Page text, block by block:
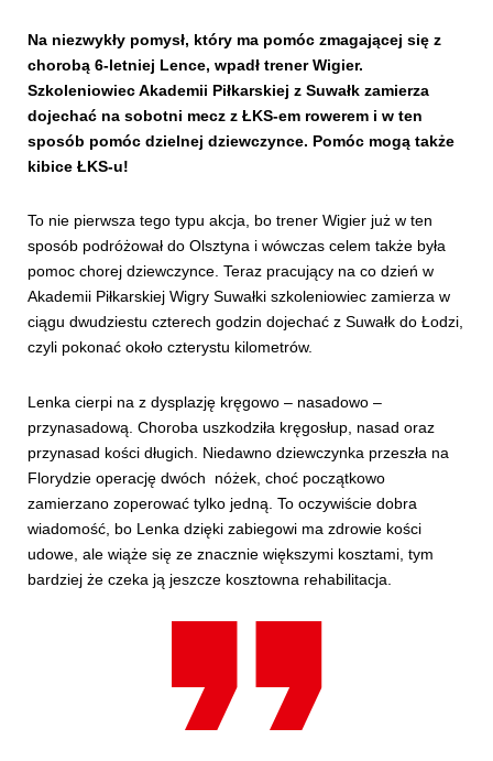
Na niezwykły pomysł, który ma pomóc zmagającej się z
chorobą 6-letniej Lence, wpadł trener Wigier.
Szkoleniowiec Akademii Piłkarskiej z Suwałk zamierza
dojechać na sobotni mecz z ŁKS-em rowerem i w ten
sposób pomóc dzielnej dziewczynce. Pomóc mogą także
kibice ŁKS-u!
To nie pierwsza tego typu akcja, bo trener Wigier już w ten
sposób podróżował do Olsztyna i wówczas celem także była
pomoc chorej dziewczynce. Teraz pracujący na co dzień w
Akademii Piłkarskiej Wigry Suwałki szkoleniowiec zamierza w
ciągu dwudziestu czterech godzin dojechać z Suwałk do Łodzi,
czyli pokonać około czterystu kilometrów.
Lenka cierpi na z dysplazję kręgowo – nasadowo –
przynasadową. Choroba uszkodziła kręgosłup, nasad oraz
przynasad kości długich. Niedawno dziewczynka przeszła na
Florydzie operację dwóch nóżek, choć początkowo
zamierzano zoperować tylko jedną. To oczywiście dobra
wiadomość, bo Lenka dzięki zabiegowi ma zdrowie kości
udowe, ale wiąże się ze znacznie większymi kosztami, tym
bardziej że czeka ją jeszcze kosztowna rehabilitacja.